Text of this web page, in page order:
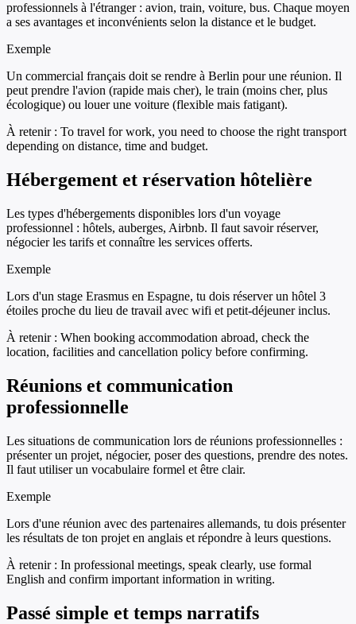
professionnels à l'étranger : avion, train, voiture, bus. Chaque moyen
a ses avantages et inconvénients selon la distance et le budget.
Exemple
Un commercial français doit se rendre à Berlin pour une réunion. Il
peut prendre l'avion (rapide mais cher), le train (moins cher, plus
écologique) ou louer une voiture (flexible mais fatigant).
À retenir : To travel for work, you need to choose the right transport
depending on distance, time and budget.
Hébergement et réservation hôtelière
Les types d'hébergements disponibles lors d'un voyage
professionnel : hôtels, auberges, Airbnb. Il faut savoir réserver,
négocier les tarifs et connaître les services offerts.
Exemple
Lors d'un stage Erasmus en Espagne, tu dois réserver un hôtel 3
étoiles proche du lieu de travail avec wifi et petit-déjeuner inclus.
À retenir : When booking accommodation abroad, check the
location, facilities and cancellation policy before confirming.
Réunions et communication
professionnelle
Les situations de communication lors de réunions professionnelles :
présenter un projet, négocier, poser des questions, prendre des notes.
Il faut utiliser un vocabulaire formel et être clair.
Exemple
Lors d'une réunion avec des partenaires allemands, tu dois présenter
les résultats de ton projet en anglais et répondre à leurs questions.
À retenir : In professional meetings, speak clearly, use formal
English and confirm important information in writing.
Passé simple et temps narratifs